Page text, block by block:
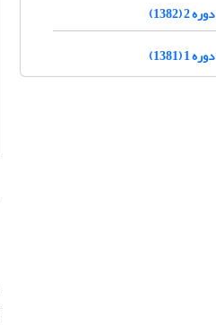
دوره 2 (1382)
دوره 1 (1381)